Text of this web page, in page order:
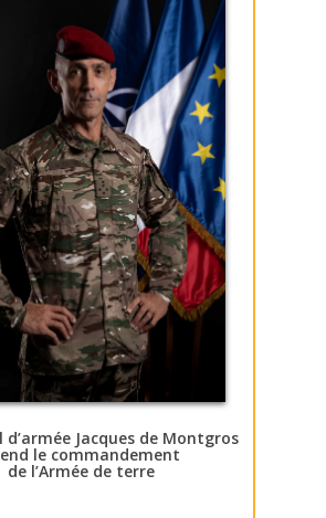
d’armée Jacques de Montgros
le commandement
de l’Armée de terre